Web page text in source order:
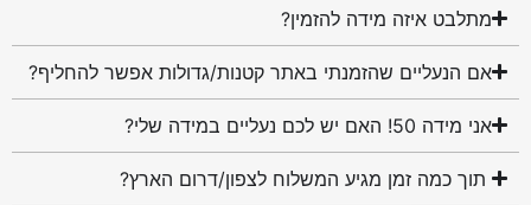
מתלבט איזה מידה להזמין?
אם הנעליים שהזמנתי באתר קטנות/גדולות אפשר להחליף?
אני מידה 50! האם יש לכם נעליים במידה שלי?
תוך כמה זמן מגיע המשלוח לצפון/דרום הארץ?